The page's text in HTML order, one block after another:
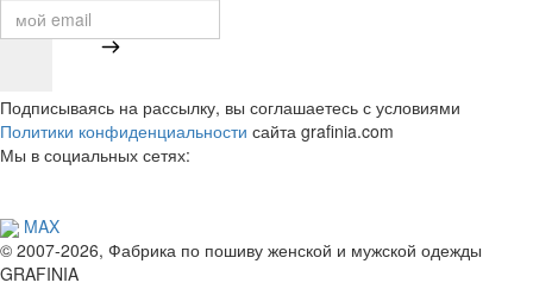
Подписываясь на рассылку, вы соглашаетесь с условиями
Политики конфиденциальности сайта grafinia.com
Мы в социальных сетях:
MAX
© 2007-2026, Фабрика по пошиву женской и мужской одежды
GRAFINIA